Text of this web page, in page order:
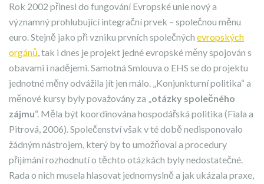
Rok 2002 přinesl do fungování Evropské unie nový a
významný prohlubující integrační prvek – společnou měnu
euro. Stejně jako při vzniku prvních společných evropských
orgánů, tak i dnes je projekt jedné evropské měny spojován s
obavami i nadějemi. Samotná Smlouva o EHS se do projektu
jednotné měny odvážila jít jen málo. „Konjunkturní politika“ a
měnové kursy byly považovány za „otázky společného
zájmu“. Měla být koordinována hospodářská politika (Fiala a
Pitrová, 2006). Společenství však v té době nedisponovalo
žádným nástrojem, který by to umožňoval a procedury
přijímání rozhodnutí o těchto otázkách byly nedostatečné.
Rada o nich musela hlasovat jednomyslně a jak ukázala praxe,